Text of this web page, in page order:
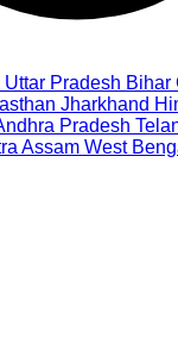
Uttar Pradesh Bihar
Jharkhand
Pradesh
Assam West